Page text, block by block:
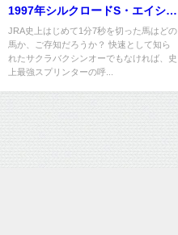
1997年シルクロードS・エイシン
バーリン〜
JRA史上はじめて1分7秒を切った馬はどの
馬か、ご存知だろうか？ 快速として知ら
れたサクラバクシンオーでもなければ、史
上最強スプリンターの呼...